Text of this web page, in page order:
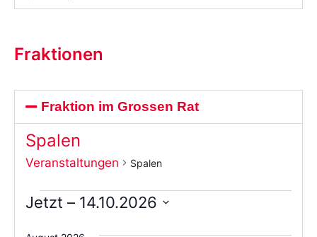
Fraktionen
Fraktion im Grossen Rat
Spalen
Veranstaltungen Spalen
Jetzt – 14.10.2026
Sie